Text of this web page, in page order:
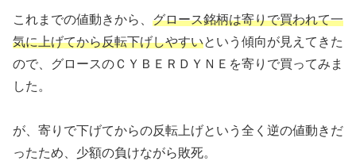
これまでの値動きから、 グロース銘柄は寄りで買われて一
気に上げてから反転下げしやすいという傾向が見えてきた
ので、グロースのＣＹＢＥＲＤＹＮＥを寄りで買ってみま
した。
が、寄りで下げてからの反転上げという全く逆の値動きだ
ったため、少額の負けながら敗死。